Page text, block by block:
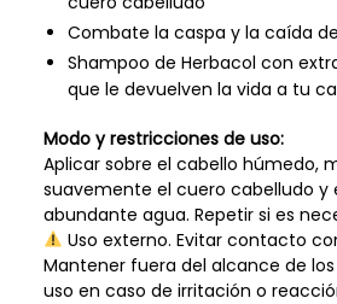
Combate la caspa y la caída
Shampoo de Herbacol con
que le devuelven la vida a tu
Modo y restricciones de uso:
Aplicar sobre el cabello húmedo,
suavemente el cuero cabelludo y
abundante agua. Repetir si es
Uso externo. Evitar contacto
Mantener fuera del alcance de los
uso en caso de irritación o